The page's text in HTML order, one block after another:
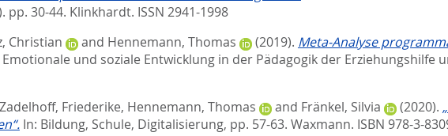
pp. 30-44. Klinkhardt. ISSN 2941-1998
Christian and Hennemann, Thomas (2019). Meta-Analyse
Emotionale und soziale Entwicklung in der Pädagogik der Erziehungshilfe
Friederike, Hennemann, Thomas and Fränkel, Silvia (2020).
In: Bildung, Schule, Digitalisierung, pp. 57-63. Waxmann. ISBN 978-3-